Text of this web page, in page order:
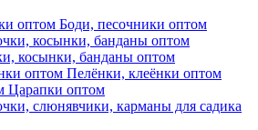
Боди, песочники оптом
косынки, банданы оптом
Пелёнки, клеёнки оптом
Царапки оптом